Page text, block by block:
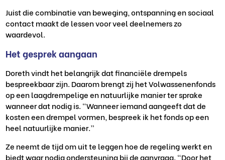
Juist die combinatie van beweging, ontspanning en sociaal
contact maakt de lessen voor veel deelnemers zo
waardevol.
Het gesprek aangaan
Doreth vindt het belangrijk dat financiële drempels
bespreekbaar zijn. Daarom brengt zij het Volwassenenfonds
op een laagdrempelige en natuurlijke manier ter sprake
wanneer dat nodig is. “Wanneer iemand aangeeft dat de
kosten een drempel vormen, bespreek ik het fonds op een
heel natuurlijke manier.”
Ze neemt de tijd om uit te leggen hoe de regeling werkt en
biedt waar nodig ondersteuning bij de aanvraag. “Door het